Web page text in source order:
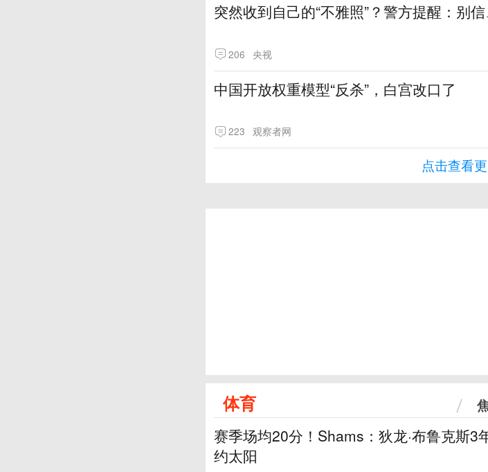
突然收到自己的“不雅照”？警方提醒：别
206 央视
中国开放权重模型“反杀”，白宫改口了
223 观察者网
点击查看
体育
赛季场均20分！Shams：狄龙·布鲁克斯3
约太阳